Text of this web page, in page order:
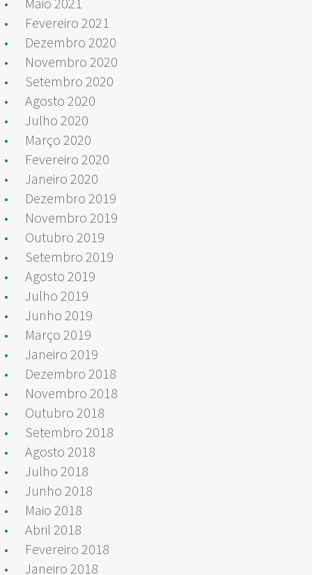
Fevereiro 2021
Dezembro 2020
Novembro 2020
Setembro 2020
Agosto 2020
Julho 2020
Março 2020
Fevereiro 2020
Janeiro 2020
Dezembro 2019
Novembro 2019
Outubro 2019
Setembro 2019
Agosto 2019
Julho 2019
Junho 2019
Março 2019
Janeiro 2019
Dezembro 2018
Novembro 2018
Outubro 2018
Setembro 2018
Agosto 2018
Julho 2018
Junho 2018
Maio 2018
Abril 2018
Fevereiro 2018
Janeiro 2018